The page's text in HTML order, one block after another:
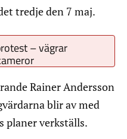
tredje den 7 maj.
– vägrar
Rainer Andersson
blir av med
planer verkställs.